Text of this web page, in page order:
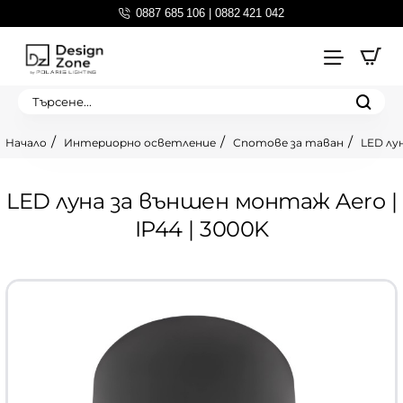
0887 685 106 | 0882 421 042
Търсене...
LED луна за външен монтаж Aero |
IP44 | 3000K
Интериорно осветление Спотове за таван LED